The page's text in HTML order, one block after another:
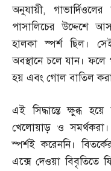
অনুযায়ী,
পাসালিচের উদ্দেশে
হালকা স্পর্শ ছিল।
অবস্থানে চলে যান।
হয় এবং গোল বাতিল
এই সিদ্ধান্তে ক্ষুব্ধ
খেলোয়াড় ও
স্পর্শই করেননি।
এক্সে দেওয়া বিবৃতিতে